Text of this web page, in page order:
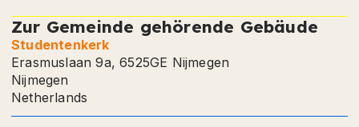
Zur Gemeinde gehörende Gebäude
Studentenkerk
Erasmuslaan 9a, 6525GE Nijmegen
Nijmegen
Netherlands